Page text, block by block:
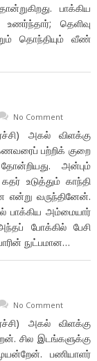
பாக்கிய
தெளிவு
தொந்தியும் வீண்
No Comment
அகல் விளக்கு
பற்றிக் குறை
அன்பும்
உடுத்தும் காந்தி
என்று வருந்தினேன்.
பாக்கிய அம்மையார்
போக்கில் பேசி
நுட்பமான…
No Comment
அகல் விளக்கு
சில இடங்களுக்கு
பணியாளர்